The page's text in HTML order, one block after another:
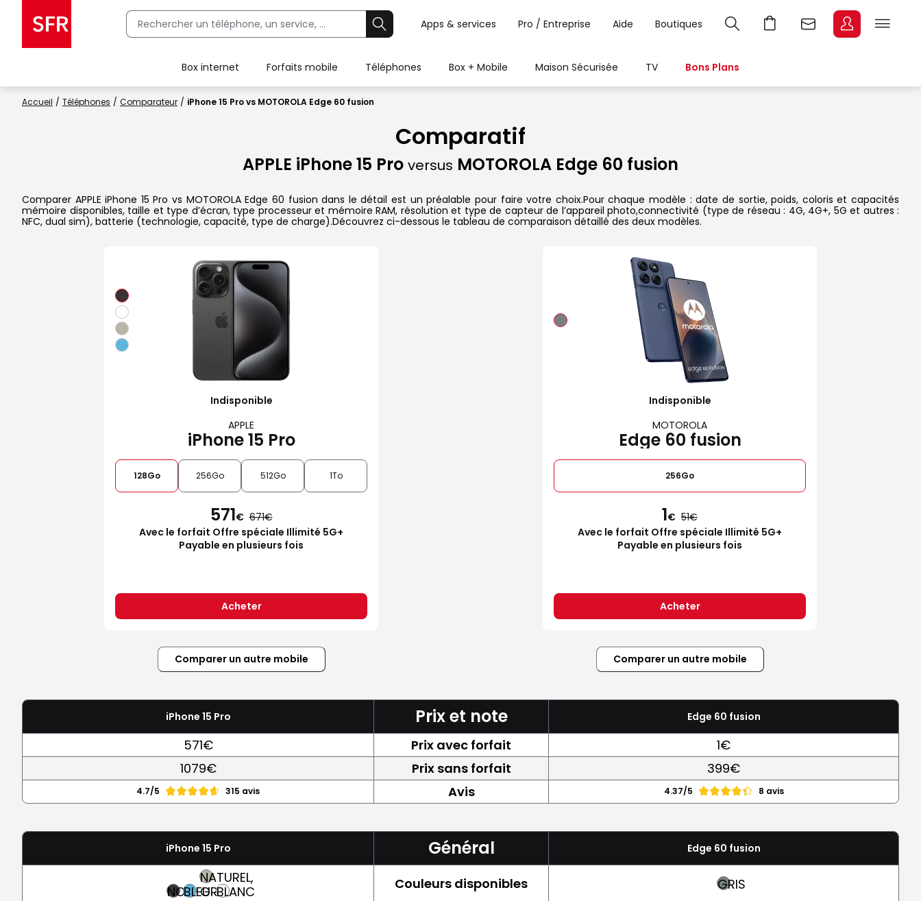
Apps & services Pro / Entreprise Aide Boutiques
Box internet Forfaits mobile Téléphones Box + Mobile Maison Sécurisée TV Bons Plans
Accueil Téléphones Comparateur iPhone 15 Pro vs MOTOROLA Edge 60 fusion
Comparatif
APPLE iPhone 15 Pro versus MOTOROLA Edge 60 fusion
Comparer APPLE iPhone 15 Pro vs MOTOROLA Edge 60 fusion dans le détail est un préalable pour faire votre choix.Pour chaque modèle : date de sortie, poids, coloris et capacités
mémoire disponibles, taille et type d’écran, type processeur et mémoire RAM, résolution et type de capteur de l’appareil photo,connectivité (type de réseau : 4G, 4G+, 5G et autres :
NFC, dual sim), batterie (technologie, capacité, type de charge).Découvrez ci-dessous le tableau de comparaison détaillé des deux modèles.
Indisponible
APPLE
iPhone 15 Pro
128Go 256Go 512Go 1To
571€ 671
Avec le forfait Offre spéciale Illimité 5G+
Payable en plusieurs fois
Acheter
Indisponible
MOTOROLA
Edge 60 fusion
256Go
1€ 51
Avec le forfait Offre spéciale Illimité 5G+
Payable en plusieurs fois
Acheter
Comparer un autre mobile Comparer un autre mobile
iPhone 15 Pro Prix et note Edge 60 fusion
571€ Prix avec forfait
1€
1079€
Prix sans forfait 399€
4.7/5 315 avis Avis 4.37/5 8 avis
iPhone 15 Pro Général Edge 60 fusion
NOIRBLEU
NATUREL,
GRISBLANC Couleurs disponibles GRIS